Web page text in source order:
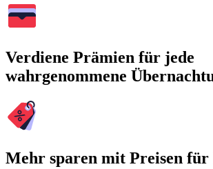
Verdiene Prämien für jede
wahrgenommene
Mehr sparen mit Preisen